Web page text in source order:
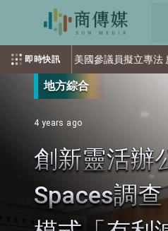
即時快訊
美國參議員擬立專法 房屋淨值投
地方綜合
4 years ago
創新靈活辦
Spaces調